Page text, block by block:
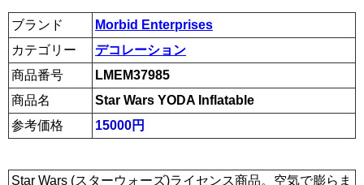
ブランド
Morbid Enterprises
カテゴリー
デコレーション
商品番号
LMEM37985
商品名
Star Wars YODA Inflatable
参考価格
15000円
Star Wars (スターウォーズ)ライセンス商品。空気で膨らま